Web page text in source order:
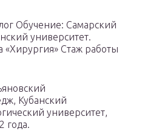
Обучение: Самарский
университет.
«Хирургия» Стаж работы
Кубанский
университет,
года.